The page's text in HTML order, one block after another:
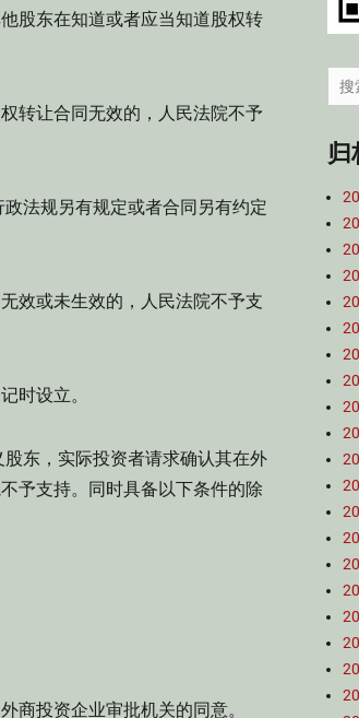
股东在知道或者应当知道股权转
转让合同无效的，人民法院不予
法规另有规定或者合同另有约定
效或未生效的，人民法院不予支
时设立。
东，实际投资者请求确认其在外
予支持。同时具备以下条件的除
商投资企业审批机关的同意。
for:
归